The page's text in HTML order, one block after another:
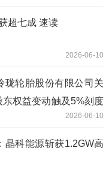
超七成 速读
2026-06-10
珑轮胎股份有限公司关
权益变动触及5%刻度
2026-06-10
晶科能源斩获1.2GW高